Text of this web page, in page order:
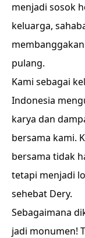
menjadi sosok
keluarga,
pulang.
Kami sebagai
Indonesia
karya dan
bersama kami.
bersama tidak
tetapi menjadi
sehebat Dery.
Sebagaimana
jadi monumen!